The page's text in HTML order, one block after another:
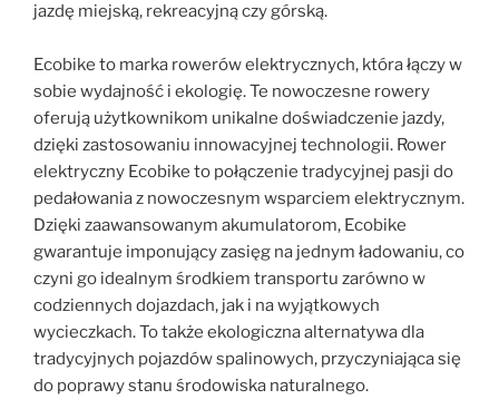
jazdę miejską, rekreacyjną czy górską.
Ecobike to marka rowerów elektrycznych, która łączy w
sobie wydajność i ekologię. Te nowoczesne rowery
oferują użytkownikom unikalne doświadczenie jazdy,
dzięki zastosowaniu innowacyjnej technologii. Rower
elektryczny Ecobike to połączenie tradycyjnej pasji do
pedałowania z nowoczesnym wsparciem elektrycznym.
Dzięki zaawansowanym akumulatorom, Ecobike
gwarantuje imponujący zasięg na jednym ładowaniu, co
czyni go idealnym środkiem transportu zarówno w
codziennych dojazdach, jak i na wyjątkowych
wycieczkach. To także ekologiczna alternatywa dla
tradycyjnych pojazdów spalinowych, przyczyniająca się
do poprawy stanu środowiska naturalnego.